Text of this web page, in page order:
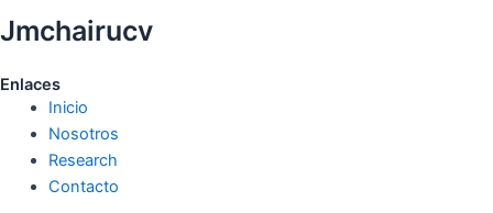
Jmchairucv
Enlaces
Inicio
Nosotros
Research
Contacto